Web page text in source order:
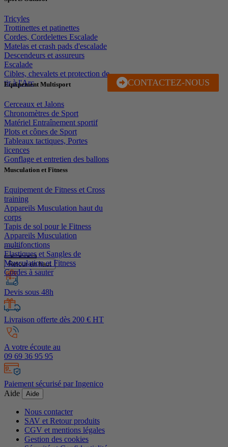
J'EN PROFITE
CONTACTEZ-NOUS
Tricyles
Trottinettes et patinettes
Cordes, Cordelettes Escalade
Matelas et crash pads d'escalade
Descendeurs et assureurs
Escalade
Cibles, chevalets et protection de
tir à l'Arc
Equipement Multisport
Cerceaux et Jalons
Chronomètres de Sport
Matériel Entraînement sportif
Plots et cônes de Sport
Tableaux tactiques, Portes
licences
Gonflage et entretien des ballons
Musculation et Fitness
Equipement de Fitness et Cross
training
Appareils Musculation haut du
corps
Tapis de sol pour le Fitness
Appareils Musculation
multifonctions
Elastiques et Sangles de
Musculation et Fitness
Cordes à sauter
Retour en haut
Devis sous 48h
Livraison offerte dès 200 € HT
A votre écoute au
09 69 36 95 95
Paiement sécurisé par Ingenico
Aide
Aide
Nous contacter
SAV et Retour produits
CGV et mentions légales
Gestion des cookies